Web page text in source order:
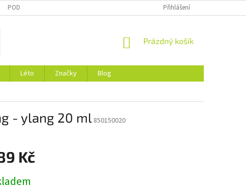
PODMÍNKY OCHRANY OSOBNÍCH ÚDAJŮ Přihlášení
NÁKUPNÍ
Prázdný košík
Léto Značky
Blog
- ylang 20 ml 850150020
Kč